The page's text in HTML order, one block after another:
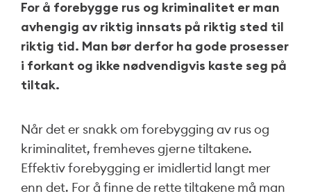
For å forebygge rus og kriminalitet er man
avhengig av riktig innsats på riktig sted til
riktig tid. Man bør derfor ha gode prosesser
i forkant og ikke nødvendigvis kaste seg på
tiltak.
Når det er snakk om forebygging av rus og
kriminalitet, fremheves gjerne tiltakene.
Effektiv forebygging er imidlertid langt mer
enn det. For å finne de rette tiltakene må man